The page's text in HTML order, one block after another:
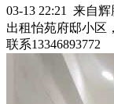
03-13 22:21 来自
出租怡苑府邸小区
联系13346893772